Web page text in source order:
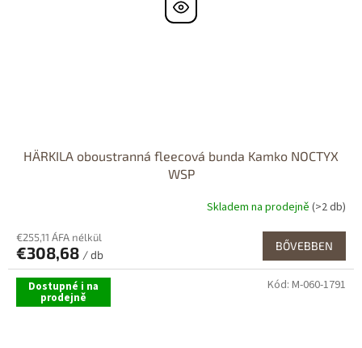
HÄRKILA oboustranná fleecová bunda Kamko NOCTYX
WSP
átlagos
értékelése
5-
ből
Skladem na prodejně(>2 db)
€255,11 ÁFA nélkül
€308,68 / db
BŐVEBBEN
Dostupné i na
prodejně
Kód: M-060-1791